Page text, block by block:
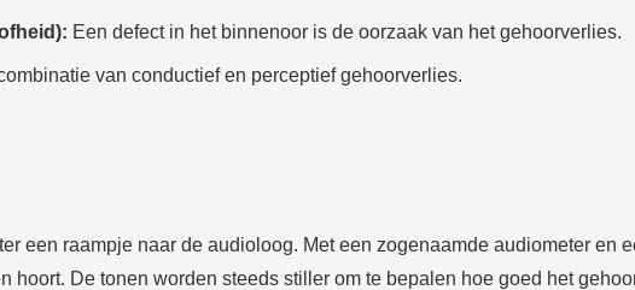
Een defect in het binnenoor is de oorzaak van het gehoorverlies.
van conductief en perceptief gehoorverlies.
een raampje naar de audioloog. Met een zogenaamde audiometer en
hoort. De tonen worden steeds stiller om te bepalen hoe goed het